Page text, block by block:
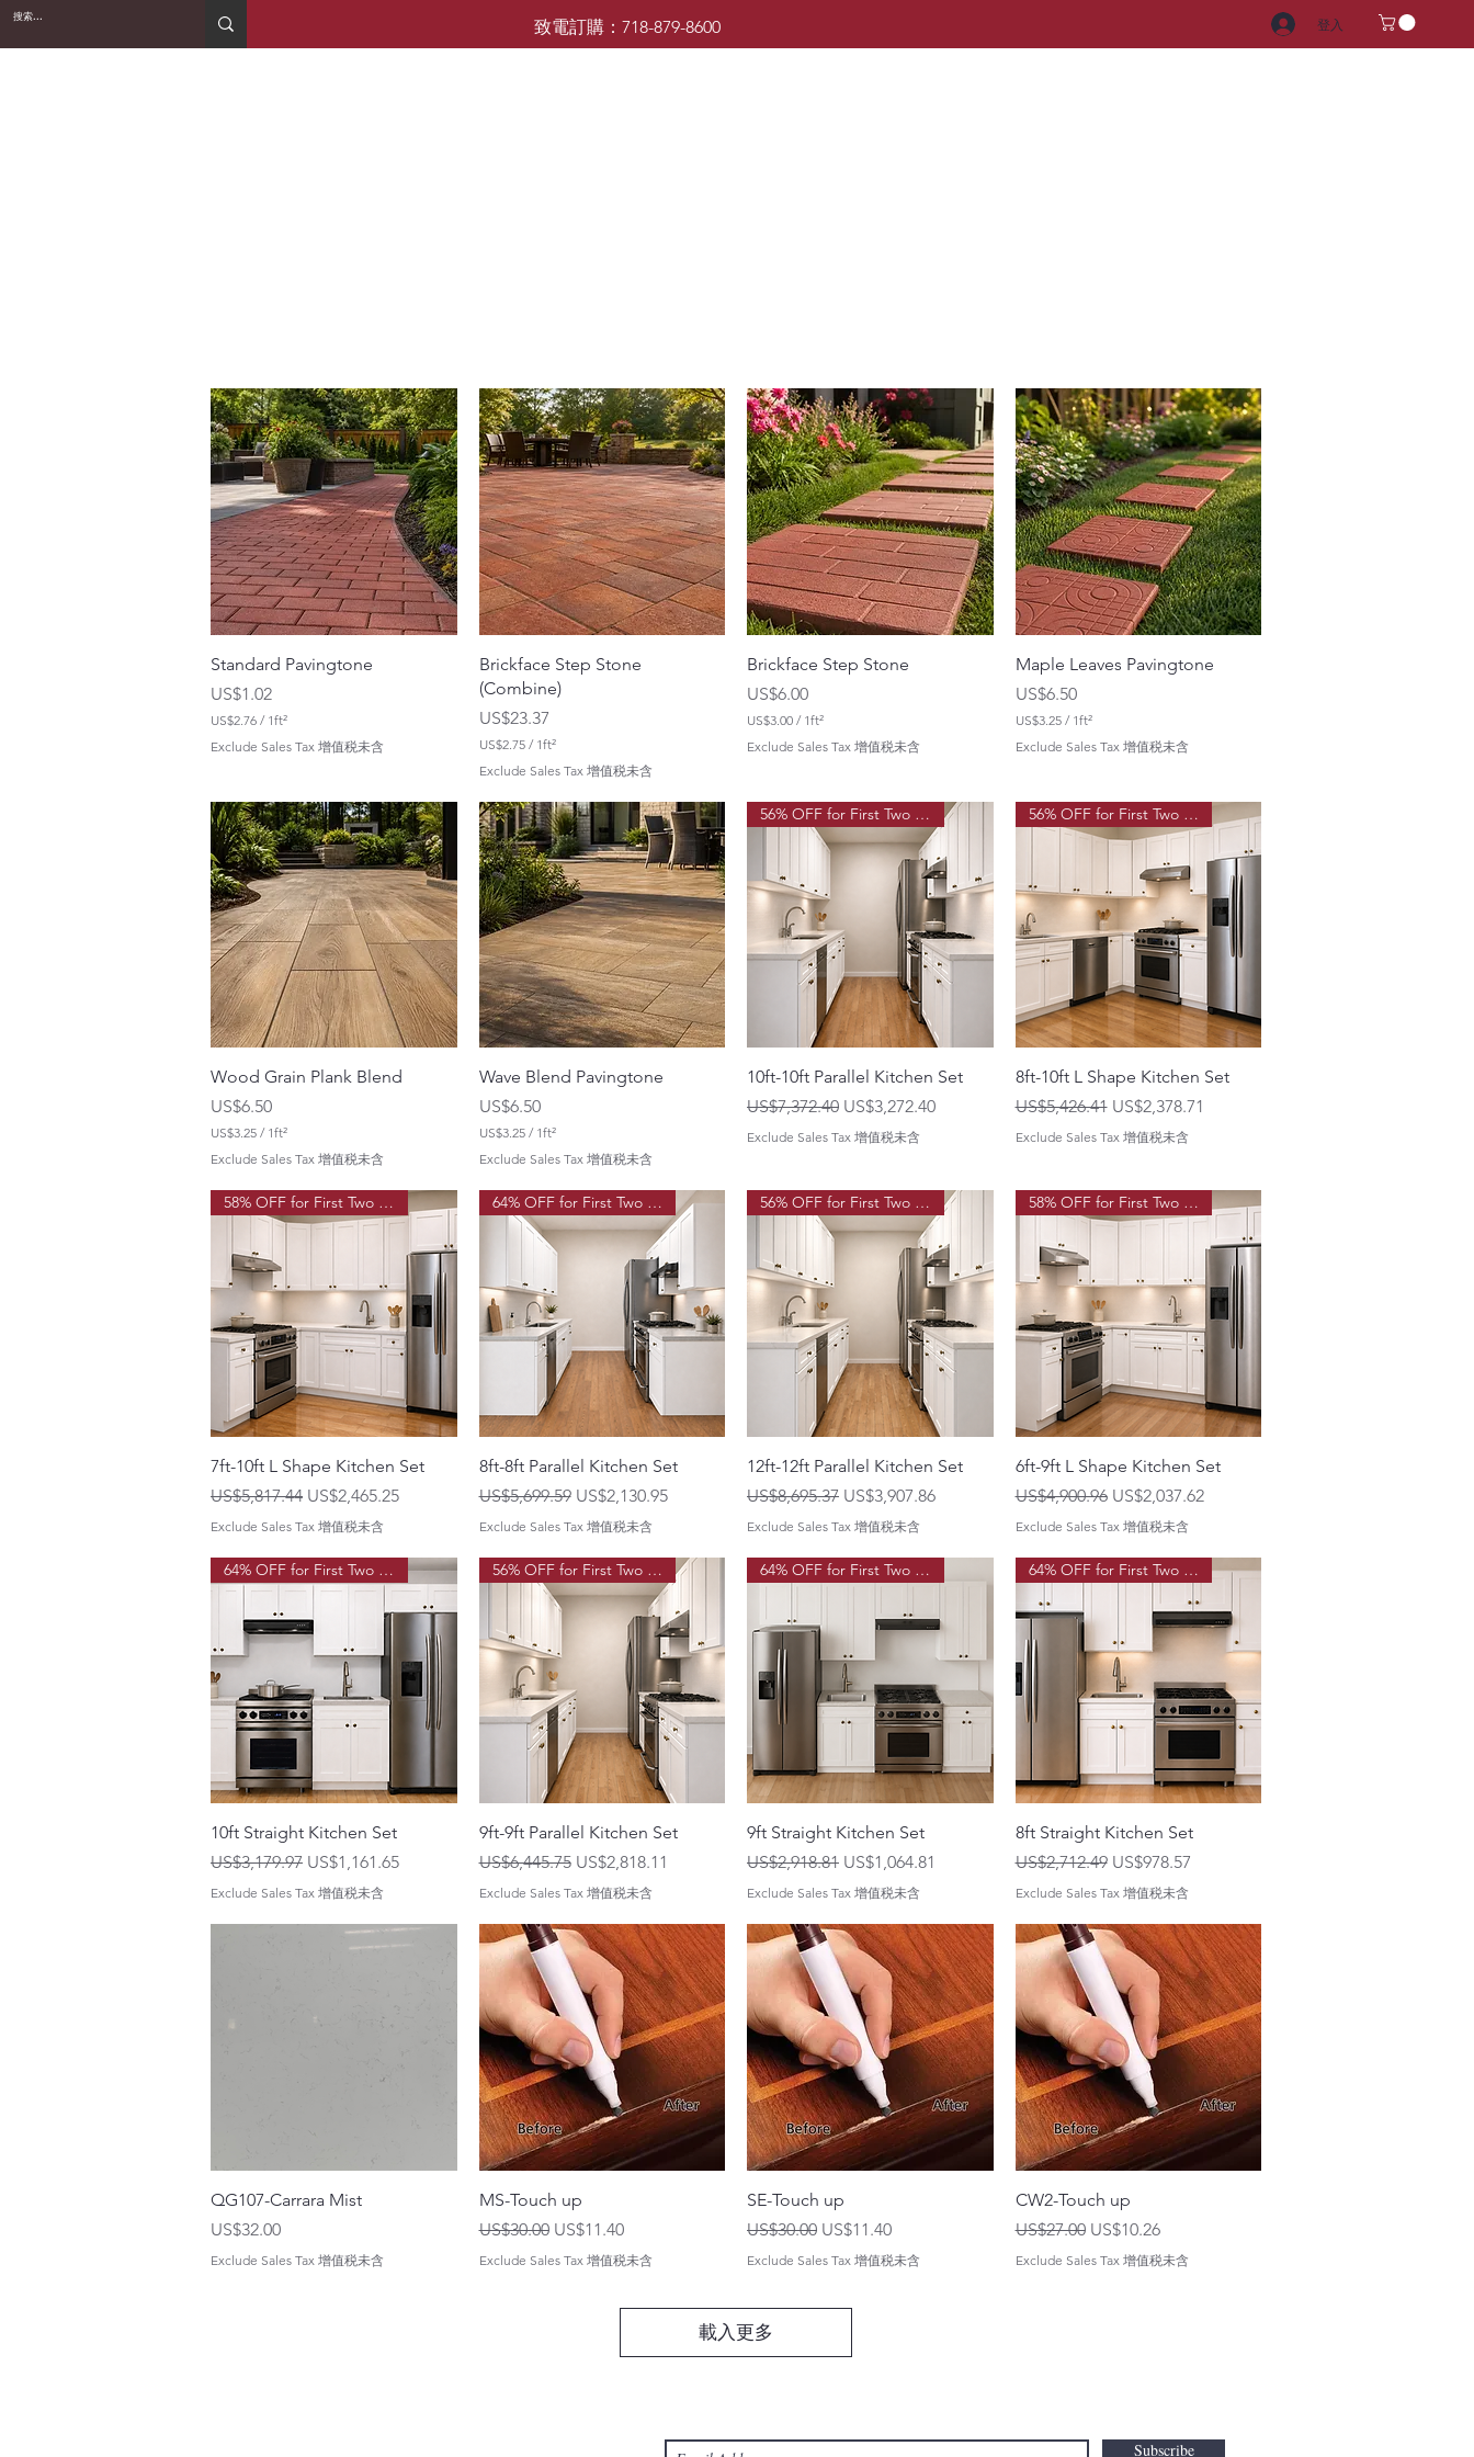
致電訂購：718-879-8600 登入
Standard Pavingtone
價格
US$1.02
US$2.76 / 1ft²
1
英
尺
U
S
$
2
.
7
6
Exclude Sales Tax 增值税未含
Brickface Step Stone
(Combine)
價格
US$23.37
US$2.75 / 1ft²
1
方
英
尺
U
S
$
2
.
7
5
Exclude Sales Tax 增值税未含
Brickface Step Stone
價格
US$6.00
US$3.00 / 1ft²
1
英
尺
$
3
Exclude Sales Tax 增值税未含
Maple Leaves Pavingtone
價格
US$6.50
US$3.25 / 1ft²
1
英
尺
3
.
2
5
Exclude Sales Tax 增值税未含
Wood Grain Plank Blend
價格
US$6.50
US$3.25 / 1ft²
1
英
$
.
2
Exclude Sales Tax 增值税未含
Wave Blend Pavingtone
價格
US$6.50
US$3.25 / 1ft²
1
英
$
3
2
Exclude Sales Tax 增值税未含
56% OFF for First Two Order!
10ft-10ft Parallel Kitchen Set
一般價格
US$7,372.40 促銷價格
US$3,272.40
Exclude Sales Tax 增值税未含
56% OFF for First Two Order!
8ft-10ft L Shape Kitchen Set
一般價格
US$5,426.41 促銷價格
US$2,378.71
Exclude Sales Tax 增值税未含
58% OFF for First Two Order!
7ft-10ft L Shape Kitchen Set
一般價格
US$5,817.44 促銷價格
US$2,465.25
Exclude Sales Tax 增值税未含
64% OFF for First Two Order!
8ft-8ft Parallel Kitchen Set
一般價格
US$5,699.59 促銷價格
US$2,130.95
Exclude Sales Tax 增值税未含
56% OFF for First Two Order!
12ft-12ft Parallel Kitchen Set
一般價格
US$8,695.37 促銷價格
US$3,907.86
Exclude Sales Tax 增值税未含
58% OFF for First Two Order!
6ft-9ft L Shape Kitchen Set
一般價格
US$4,900.96 促銷價格
US$2,037.62
Exclude Sales Tax 增值税未含
64% OFF for First Two Order!
10ft Straight Kitchen Set
一般價格
US$3,179.97 促銷價格
US$1,161.65
Exclude Sales Tax 增值税未含
56% OFF for First Two Order!
9ft-9ft Parallel Kitchen Set
一般價格
US$6,445.75 促銷價格
US$2,818.11
Exclude Sales Tax 增值税未含
64% OFF for First Two Order!
9ft Straight Kitchen Set
一般價格
US$2,918.81 促銷價格
US$1,064.81
Exclude Sales Tax 增值税未含
64% OFF for First Two Order!
8ft Straight Kitchen Set
一般價格
US$2,712.49 促銷價格
US$978.57
Exclude Sales Tax 增值税未含
QG107-Carrara Mist
價格
US$32.00
Exclude Sales Tax 增值税未含
MS-Touch up
一般價格
US$30.00 促銷價格
US$11.40
Exclude Sales Tax 增值税未含
SE-Touch up
一般價格
US$30.00 促銷價格
US$11.40
Exclude Sales Tax 增值税未含
CW2-Touch up
一般價格
US$27.00 促銷價格
US$10.26
Exclude Sales Tax 增值税未含
載入更多
Subscribe